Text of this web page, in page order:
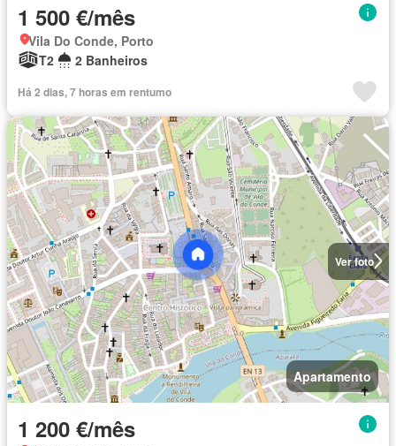
1 500 €/mês
Vila Do Conde, Porto
T2
2 Banheiros
Há 2 dias, 7 horas em rentumo
Ver foto
Apartamento
1 200 €/mês